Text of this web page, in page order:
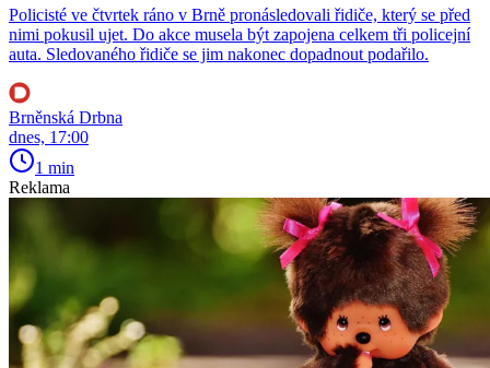
Policisté ve čtvrtek ráno v Brně pronásledovali řidiče, který se před
nimi pokusil ujet. Do akce musela být zapojena celkem tři policejní
auta. Sledovaného řidiče se jim nakonec dopadnout podařilo.
Brněnská Drbna
dnes, 17:00
1 min
Reklama